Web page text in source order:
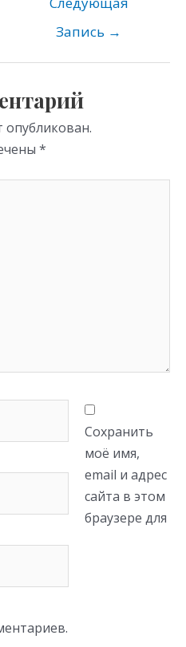
p
Запись →
опубликован.
*
Сохранить
моё имя,
email и адрес
сайта в этом
браузере для